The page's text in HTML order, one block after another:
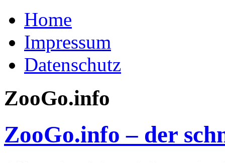
Home
Impressum
Datenschutz
ZooGo.info
ZooGo.info – der